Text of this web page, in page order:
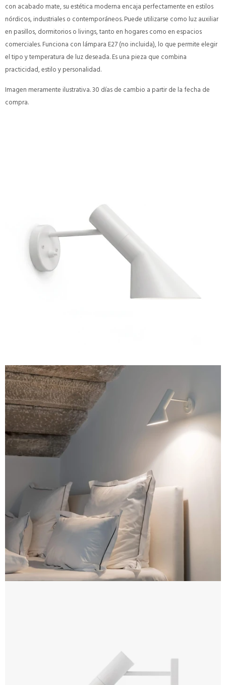
con acabado mate, su estética moderna encaja perfectamente en estilos
nórdicos, industriales o contemporáneos. Puede utilizarse como luz auxiliar
en pasillos, dormitorios o livings, tanto en hogares como en espacios
comerciales. Funciona con lámpara E27 (no incluida), lo que permite elegir
el tipo y temperatura de luz deseada. Es una pieza que combina
practicidad, estilo y personalidad.
Imagen meramente ilustrativa. 30 días de cambio a partir de la fecha de
compra.